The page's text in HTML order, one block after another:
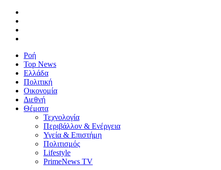
Ροή
Top News
Ελλάδα
Πολιτική
Οικονομία
Διεθνή
Θέματα
Τεχνολογία
Περιβάλλον & Ενέργεια
Υγεία & Επιστήμη
Πολιτισμός
Lifestyle
PrimeNews TV